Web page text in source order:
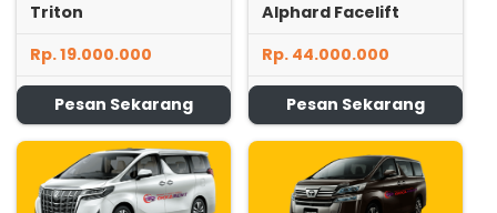
Triton
Rp. 19.000.000
Pesan Sekarang
Alphard Facelift
Rp. 44.000.000
Pesan Sekarang